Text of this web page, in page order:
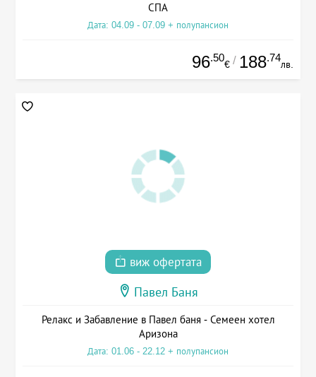
СПА
Дата: 04.09 - 07.09 + полупансион
96.50
€ / 188.74
лв.
виж офертата
Павел Баня
Релакс и Забавление в Павел баня - Семеен хотел
Аризона
Дата: 01.06 - 22.12 + полупансион